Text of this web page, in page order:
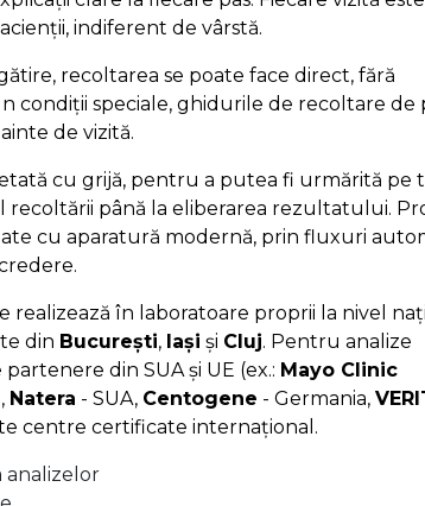
indiferent de vârstă.
recoltarea se poate face direct, fără
condiții speciale, ghidurile de recoltare de
de vizită.
cu grijă, pentru a putea fi urmărită pe
până la eliberarea rezultatului.
cu aparatură modernă, prin fluxuri
realizează în laboratoare proprii la nivel
din București, Iași și Cluj. Pentru analize
din SUA și UE (ex.: Mayo Clinic
Natera - SUA, Centogene - Germania,
centre certificate internațional.